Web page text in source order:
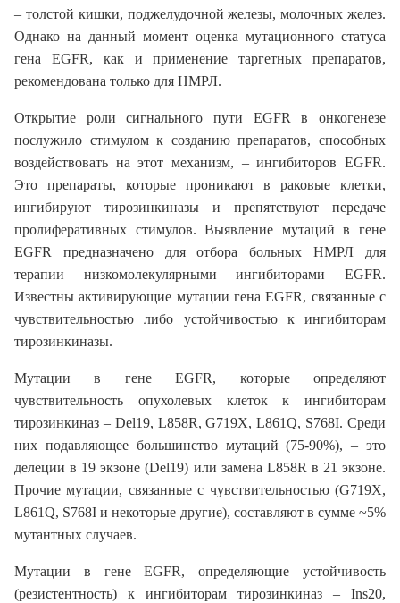
– толстой кишки, поджелудочной железы, молочных желез.
Однако на данный момент оценка мутационного статуса
гена EGFR, как и применение таргетных препаратов,
рекомендована только для НМРЛ.
Открытие роли сигнального пути EGFR в онкогенезе
послужило стимулом к созданию препаратов, способных
воздействовать на этот механизм, – ингибиторов EGFR.
Это препараты, которые проникают в раковые клетки,
ингибируют тирозинкиназы и препятствуют передаче
пролиферативных стимулов. Выявление мутаций в гене
EGFR предназначено для отбора больных НМРЛ для
терапии низкомолекулярными ингибиторами EGFR.
Известны активирующие мутации гена EGFR, связанные с
чувствительностью либо устойчивостью к ингибиторам
тирозинкиназы.
Мутации в гене EGFR, которые определяют
чувствительность опухолевых клеток к ингибиторам
тирозинкиназ – Del19, L858R, G719X, L861Q, S768I. Среди
них подавляющее большинство мутаций (75-90%), – это
делеции в 19 экзоне (Del19) или замена L858R в 21 экзоне.
Прочие мутации, связанные с чувствительностью (G719X,
L861Q, S768I и некоторые другие), составляют в сумме ~5%
мутантных случаев.
Мутации в гене EGFR, определяющие устойчивость
(резистентность) к ингибиторам тирозинкиназ – Ins20,